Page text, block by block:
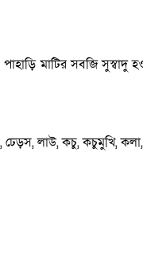
মাটির সবজি সুস্বাদু
ঢেড়স, লাউ, কচু, কচুমুখি,